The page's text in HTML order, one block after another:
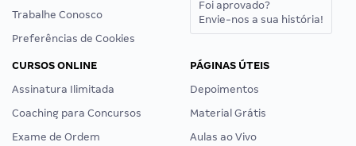
Trabalhe Conosco
Preferências de Cookies
Foi aprovado?
Envie-nos a sua história!
CURSOS ONLINE
Assinatura Ilimitada
Coaching para Concursos
Exame de Ordem
PÁGINAS ÚTEIS
Depoimentos
Material Grátis
Aulas ao Vivo